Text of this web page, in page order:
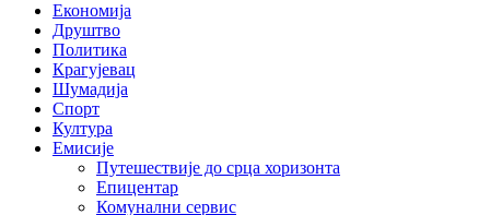
Економија
Друштво
Политика
Крагујевац
Шумадија
Спорт
Култура
Емисије
Путешествије до срца хоризонта
Епицентар
Комунални сервис